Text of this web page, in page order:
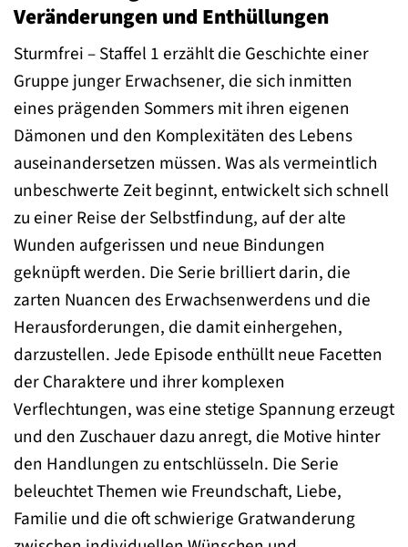
Veränderungen und Enthüllungen
Sturmfrei – Staffel 1 erzählt die Geschichte einer
Gruppe junger Erwachsener, die sich inmitten
eines prägenden Sommers mit ihren eigenen
Dämonen und den Komplexitäten des Lebens
auseinandersetzen müssen. Was als vermeintlich
unbeschwerte Zeit beginnt, entwickelt sich schnell
zu einer Reise der Selbstfindung, auf der alte
Wunden aufgerissen und neue Bindungen
geknüpft werden. Die Serie brilliert darin, die
zarten Nuancen des Erwachsenwerdens und die
Herausforderungen, die damit einhergehen,
darzustellen. Jede Episode enthüllt neue Facetten
der Charaktere und ihrer komplexen
Verflechtungen, was eine stetige Spannung erzeugt
und den Zuschauer dazu anregt, die Motive hinter
den Handlungen zu entschlüsseln. Die Serie
beleuchtet Themen wie Freundschaft, Liebe,
Familie und die oft schwierige Gratwanderung